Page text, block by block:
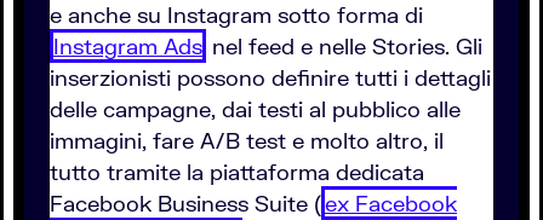
e anche su Instagram sotto forma di
Instagram Ads nel feed e nelle Stories. Gli
inserzionisti possono definire tutti i dettagli
delle campagne, dai testi al pubblico alle
immagini, fare A/B test e molto altro, il
tutto tramite la piattaforma dedicata
Facebook Business Suite (ex Facebook